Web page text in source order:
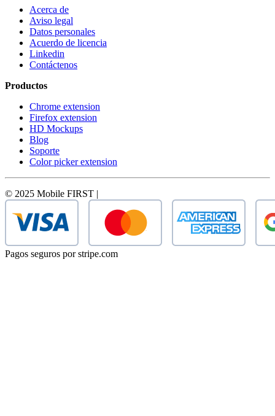
Acerca de
Aviso legal
Datos personales
Acuerdo de licencia
Linkedin
Contáctenos
Productos
Chrome extension
Firefox extension
HD Mockups
Blog
Soporte
Color picker extension
© 2025 Mobile FIRST |
Pagos seguros por stripe.com